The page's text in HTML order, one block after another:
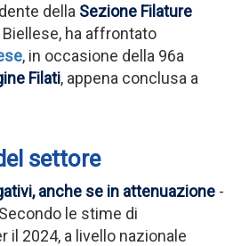
della Sezione Filature
ha affrontato
, in occasione della 96a
Filati, appena conclusa a
settore
anche se in attenuazione -
le stime di
il 2024, a livello nazionale